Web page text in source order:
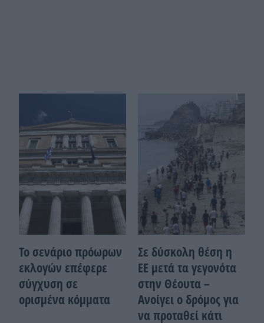
Το σενάριο πρόωρων
εκλογών επέφερε
σύγχυση σε
ορισμένα κόμματα
Σε δύσκολη θέση η
ΕΕ μετά τα γεγονότα
στην Θέουτα –
Ανοίγει ο δρόμος για
να προταθεί κάτι